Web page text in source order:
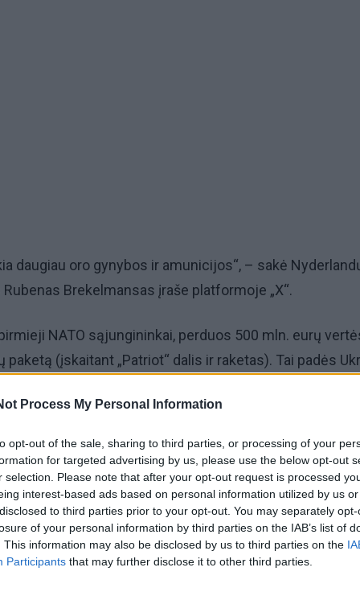
Process My Personal Information
opt-out of the sale, sharing to third parties, or processing of your
for targeted advertising by us, please use the below opt-out
selection. Please note that after your opt-out request is processed
interest-based ads based on personal information utilized by us
to third parties prior to your opt-out. You may separately
of your personal information by third parties on the IAB’s list of
This information may also be disclosed by us to third parties on the
Participants that may further disclose it to other third parties.
daugiau oro gynybos ir amunicijos“, – sakė
Brekelmansas įraše platformoje „X“.
NATO sąjungininkai, perduos 500 mln. eurų
(įskaitant „Patriot“ dalis ir raketas). Tai padės
priešraketinės gynybos sistemas „Patriot“ NATO
ruožtu jas tieks Ukrainai.
Volodymyras Zelenskis, pirmadienį telefonu
pirmininku Dicku Schoofu, sakė esąs „nuoširdžiai